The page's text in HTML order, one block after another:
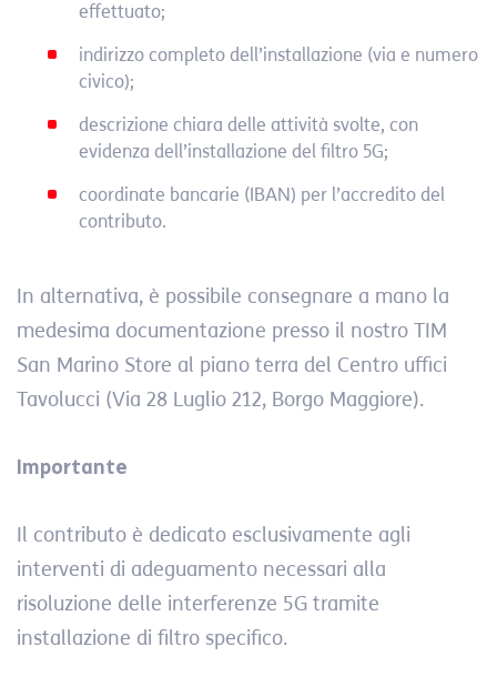
effettuato;
indirizzo completo dell’installazione (via e numero
civico);
descrizione chiara delle attività svolte, con
evidenza dell’installazione del filtro 5G;
coordinate bancarie (IBAN) per l’accredito del
contributo.
In alternativa, è possibile consegnare a mano la
medesima documentazione presso il nostro TIM
San Marino Store al piano terra del Centro uffici
Tavolucci (Via 28 Luglio 212, Borgo Maggiore).
Importante
Il contributo è dedicato esclusivamente agli
interventi di adeguamento necessari alla
risoluzione delle interferenze 5G tramite
installazione di filtro specifico.